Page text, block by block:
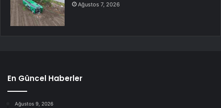
Ağustos 7, 2026
En Güncel Haberler
Ağustos 9, 2026